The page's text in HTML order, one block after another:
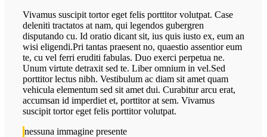
Vivamus suscipit tortor eget felis porttitor volutpat. Case
deleniti tractatos at nam, qui legendos gubergren
disputando cu. Id oratio dicant sit, ius quis iusto ex, eum an
wisi eligendi.Pri tantas praesent no, quaestio assentior eum
te, cu vel ferri eruditi fabulas. Duo exerci perpetua ne.
Unum virtute detraxit sed te. Liber omnium in vel.Sed
porttitor lectus nibh. Vestibulum ac diam sit amet quam
vehicula elementum sed sit amet dui. Curabitur arcu erat,
accumsan id imperdiet et, porttitor at sem. Vivamus
suscipit tortor eget felis porttitor volutpat.
nessuna immagine presente